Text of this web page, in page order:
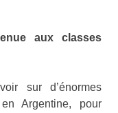
aux classes
sur d’énormes
Argentine, pour